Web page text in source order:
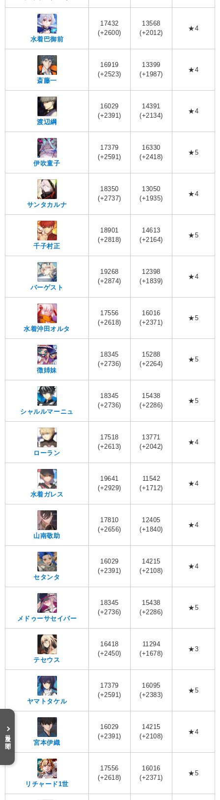
水着巴御前
17432
(+2600)
13568
(+2012)
★4
斎藤一
16919
(+2523)
13399
(+1987)
★4
渡辺綱
16029
(+2391)
14391
(+2134)
★4
伊吹童子
17379
(+2591)
16330
(+2418)
★5
サンタカルナ
18350
(+2737)
13050
(+1935)
★4
千子村正
18901
(+2818)
14613
(+2164)
★5
バーゲスト
19268
(+2874)
12398
(+1839)
★4
水着沖田オルタ
17556
(+2618)
16016
(+2371)
★5
徴姉妹
18345
(+2736)
15288
(+2264)
★5
シャルルマーニュ
18345
(+2736)
15438
(+2286)
★5
ローラン
17518
(+2613)
13771
(+2042)
★4
水着ガレス
19641
(+2929)
11542
(+1712)
★4
山南敬助
17810
(+2656)
12405
(+1840)
★4
セタンタ
16029
(+2391)
14215
(+2108)
★4
メドゥーサセイバー
18345
(+2736)
15438
(+2286)
★5
テセウス
16418
(+2450)
11294
(+1678)
★3
ヤマトタケル
17379
(+2591)
16095
(+2383)
★5
宮本伊織
16029
(+2391)
14215
(+2108)
★4
リチャード1世
17556
(+2618)
16016
(+2371)
★5
目次を開く